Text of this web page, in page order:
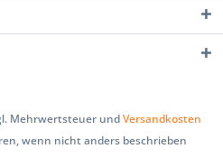
Mehrwertsteuer undVersandkosten
wenn nicht anders beschrieben